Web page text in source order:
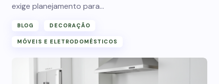
exige planejamento para…
BLOG DECORAÇÃO
MÓVEIS E ELETRODOMÉSTICOS